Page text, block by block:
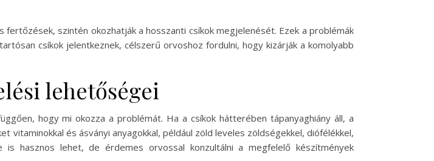
szintén okozhatják a hosszanti csíkok megjelenését. Ezek a problémák
csíkok jelentkeznek, célszerű orvoshoz fordulni, hogy kizárják a komolyabb
lehetőségei
hogy mi okozza a problémát. Ha a csíkok hátterében tápanyaghiány áll, a
vitaminokkal és ásványi anyagokkal, például zöld leveles zöldségekkel, diófélékkel,
is hasznos lehet, de érdemes orvossal konzultálni a megfelelő készítmények